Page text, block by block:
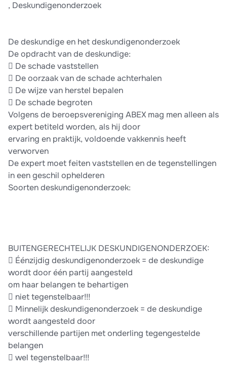
, Deskundigenonderzoek
De deskundige en het deskundigenonderzoek
De opdracht van de deskundige:
 De schade vaststellen
 De oorzaak van de schade achterhalen
 De wijze van herstel bepalen
 De schade begroten
Volgens de beroepsvereniging ABEX mag men alleen als
expert betiteld worden, als hij door
ervaring en praktijk, voldoende vakkennis heeft
verworven
De expert moet feiten vaststellen en de tegenstellingen
in een geschil ophelderen
Soorten deskundigenonderzoek:
BUITENGERECHTELIJK DESKUNDIGENONDERZOEK:
 Éénzijdig deskundigenonderzoek = de deskundige
wordt door één partij aangesteld
om haar belangen te behartigen
 niet tegenstelbaar!!!
 Minnelijk deskundigenonderzoek = de deskundige
wordt aangesteld door
verschillende partijen met onderling tegengestelde
belangen
 wel tegenstelbaar!!!